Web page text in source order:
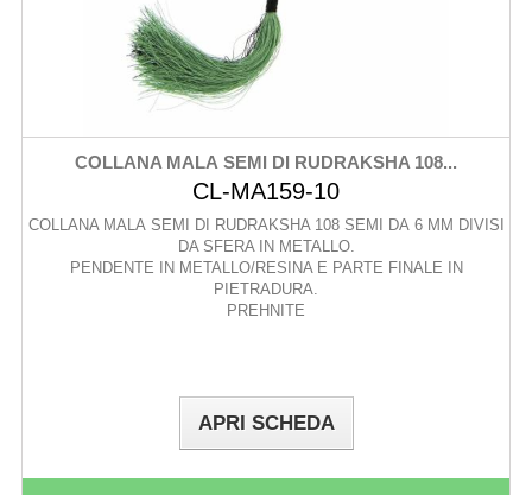
COLLANA MALA SEMI DI RUDRAKSHA 108...
CL-MA159-10
COLLANA MALA SEMI DI RUDRAKSHA 108 SEMI DA 6 MM DIVISI
DA SFERA IN METALLO.
PENDENTE IN METALLO/RESINA E PARTE FINALE IN
PIETRADURA.
PREHNITE
APRI SCHEDA